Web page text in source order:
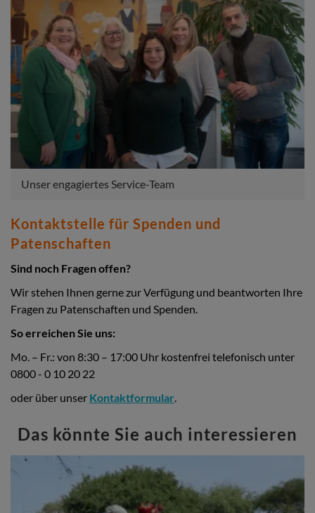
Unser engagiertes Service-Team
Kontaktstelle für Spenden und
Patenschaften
Sind noch Fragen offen?
Wir stehen Ihnen gerne zur Verfügung und beantworten Ihre
Fragen zu Patenschaften und Spenden.
So erreichen Sie uns:
Mo. – Fr.: von 8:30 – 17:00 Uhr kostenfrei telefonisch unter
0800 - 0 10 20 22
oder über unser Kontaktformular.
Das könnte Sie auch interessieren